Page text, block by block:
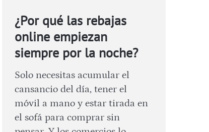
¿Por qué las rebajas
online empiezan
siempre por la noche?
Solo necesitas acumular el
cansancio del día, tener el
móvil a mano y estar tirada en
el sofá para comprar sin